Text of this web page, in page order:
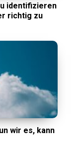
identifizieren
richtig zu
wir es, kann